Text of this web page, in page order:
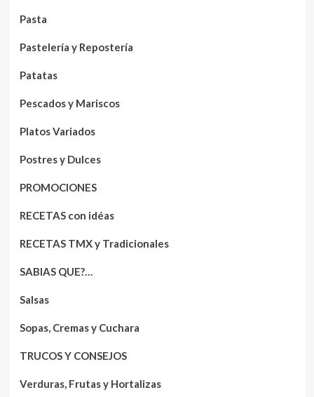
Pasta
Pastelería y Repostería
Patatas
Pescados y Mariscos
Platos Variados
Postres y Dulces
PROMOCIONES
RECETAS con idéas
RECETAS TMX y Tradicionales
SABIAS QUE?…
Salsas
Sopas, Cremas y Cuchara
TRUCOS Y CONSEJOS
Verduras, Frutas y Hortalizas